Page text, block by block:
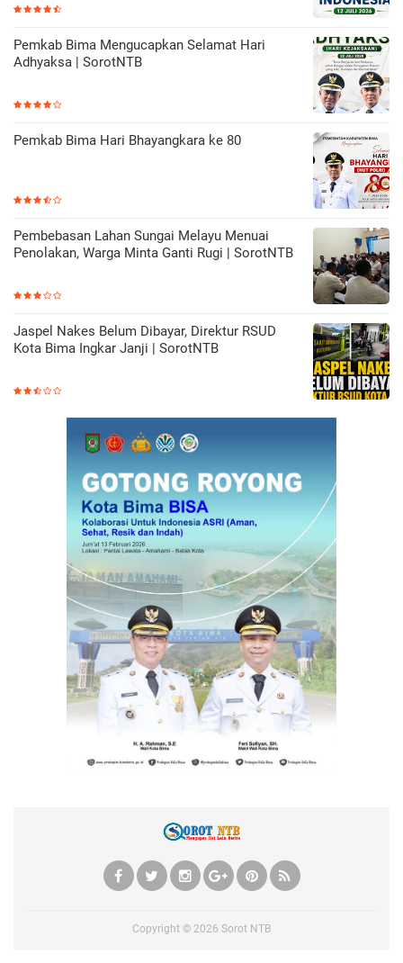
Pemkab Bima Mengucapkan Selamat Hari
Adhyaksa | SorotNTB
Pemkab Bima Hari Bhayangkara ke 80
Pembebasan Lahan Sungai Melayu Menuai
Penolakan, Warga Minta Ganti Rugi | SorotNTB
Jaspel Nakes Belum Dibayar, Direktur RSUD
Kota Bima Ingkar Janji | SorotNTB
Copyright © 2026 Sorot NTB